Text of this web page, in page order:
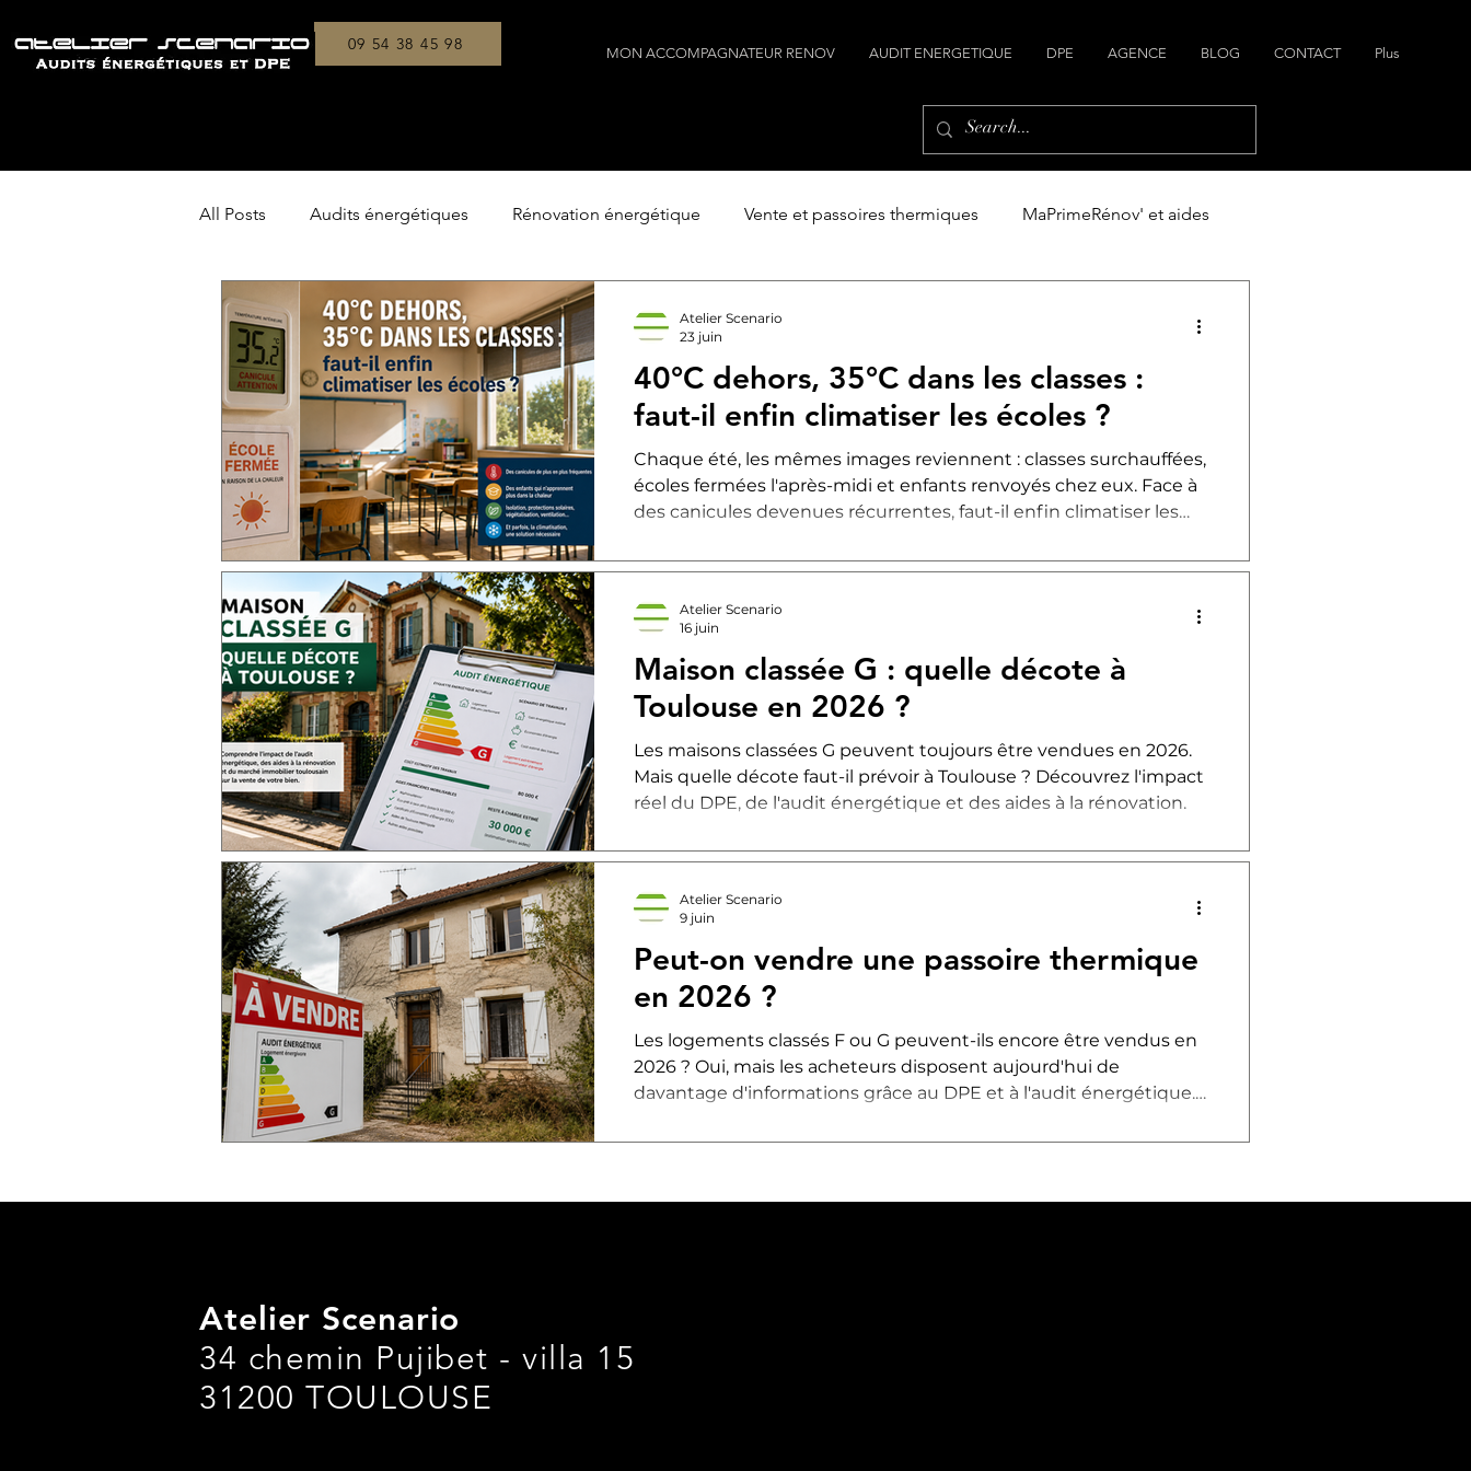
MON ACCOMPAGNATEUR RENOV AUDIT ENERGETIQUE DPE AGENCE BLOG CONTACT Plus
09 54 38 45 98
All Posts Audits énergétiques Rénovation énergétique Vente et passoires thermiques MaPrimeRénov' et aides
Copropriétés On a testé ! Construction
40°C dehors, 35°C dans les classes :
faut-il enfin climatiser les écoles ?
Chaque été, les mêmes images reviennent : classes surchauffées,
écoles fermées l'après-midi et enfants renvoyés chez eux. Face à
des canicules devenues récurrentes, faut-il enfin climatiser les
énergétique à Toulouse, je pense que le débat est souvent mal
Atelier Scenario
23 juin
Maison classée G : quelle décote à
Toulouse en 2026 ?
Les maisons classées G peuvent toujours être vendues en 2026.
Mais quelle décote faut-il prévoir à Toulouse ? Découvrez l'impact
réel du DPE, de l'audit énergétique et des aides à la rénovation.
Atelier Scenario
16 juin
Peut-on vendre une passoire thermique
en 2026 ?
Les logements classés F ou G peuvent-ils encore être vendus en
2026 ? Oui, mais les acheteurs disposent aujourd'hui de
davantage d'informations grâce au DPE et à l'audit énergétique.
les erreurs à éviter avant de mettre votre bien en vente.
Atelier Scenario
9 juin
Atelier Scenario
34 chemin Pujibet - villa 15
31200 TOULOUSE